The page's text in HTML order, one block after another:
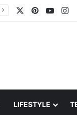
Pinterest
LIFESTYLE